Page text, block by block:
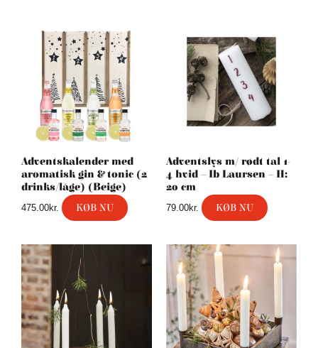
Adventskalender med
aromatisk gin & tonic (2
drinks/låge) (Beige)
475.00kr. KØB NU
Adventslys m/ rødt tal 1-
4 hvid – Ib Laursen – H:
20 cm
79.00kr. KØB NU